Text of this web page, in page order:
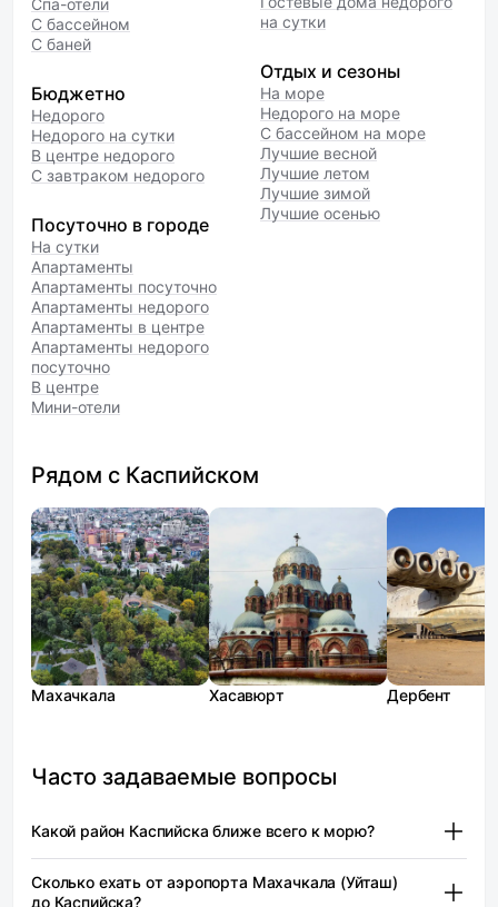
Спа-отели
С бассейном
С баней
Бюджетно
Недорого
Недорого на сутки
В центре недорого
С завтраком недорого
Посуточно в городе
На сутки
Апартаменты
Апартаменты посуточно
Апартаменты недорого
Апартаменты в центре
Апартаменты недорого
посуточно
В центре
Мини-отели
на сутки
Отдых и сезоны
На море
Недорого на море
С бассейном на море
Лучшие весной
Лучшие летом
Лучшие зимой
Лучшие осенью
Рядом с Каспийском
Махачкала Хасавюрт Дербент
Часто задаваемые вопросы
Какой район Каспийска ближе всего к морю?
(северо‑востоке) города, у берега Каспийского моря.
Сколько ехать от аэропорта Махачкала (Уйташ)
до Каспийска?